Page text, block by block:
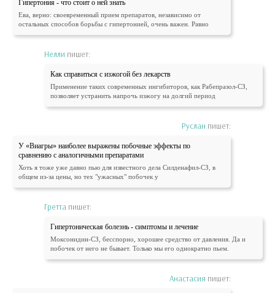
Гипертония - что стоит о ней знать
Ева, верно: своевременный прием препаратов, независимо от
остальных способов борьбы с гипертонией, очень важен. Равно
Нелли пишет:
Как справиться с изжогой без лекарств
Применение таких современных ингибиторов, как Рабепразол-СЗ,
позволяет устранить напрочь изжогу на долгий период
Руслан пишет:
У «Виагры» наиболее выражены побочные эффекты по
сравнению с аналогичными препаратами
Хоть я тоже уже давно пью для известного дела Силденафил-СЗ, в
общем из-за цены, но тех "ужасных" побочек у
Гретта пишет:
Гипертоническая болезнь - симптомы и лечение
Моксонидин-СЗ, бесспорно, хорошее средство от давления. Да и
побочек от него не бывает. Только мы его однократно пьем.
Анастасия пишет: